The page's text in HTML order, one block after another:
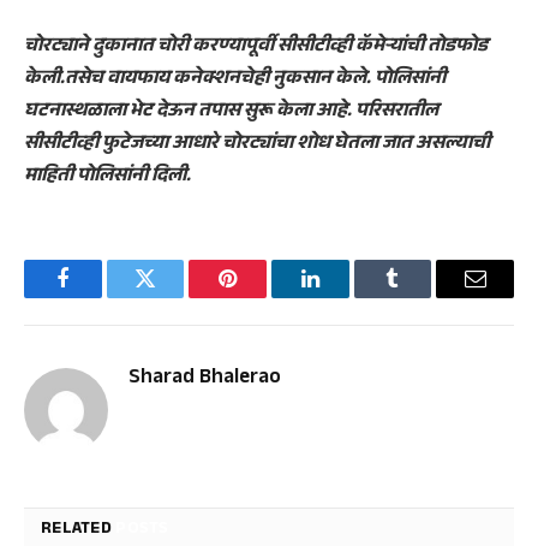
चोरट्याने दुकानात चोरी करण्यापूर्वी सीसीटीव्ही कॅमेऱ्यांची तोडफोड
केली.तसेच वायफाय कनेक्शनचेही नुकसान केले. पोलिसांनी
घटनास्थळाला भेट देऊन तपास सुरू केला आहे. परिसरातील
सीसीटीव्ही फुटेजच्या आधारे चोरट्यांचा शोध घेतला जात असल्याची
माहिती पोलिसांनी दिली.
FacebookTwitter Pinterest LinkedInTumblr Email
Sharad Bhalerao
RELATED